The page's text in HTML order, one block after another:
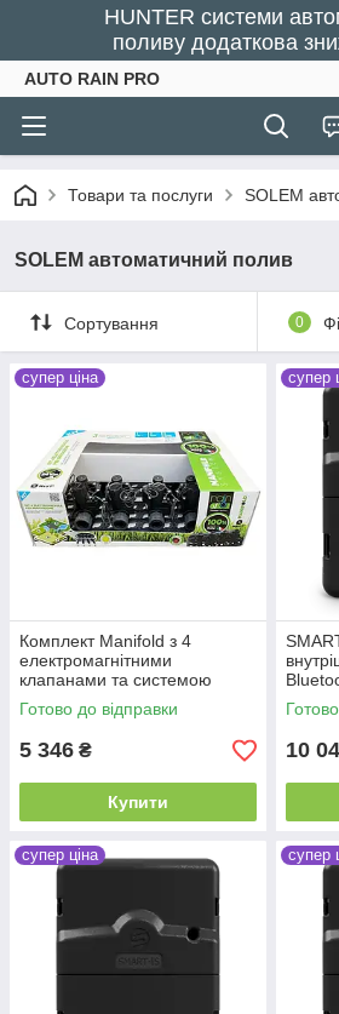
HUNTER системи
поливу додаткова
AUTO RAIN PRO
Товари та послуги SOLEM
SOLEM автоматичний полив
Сортування 0
супер ціна
Комплект Manifold з 4
електромагнітними
клапанами та системою
колектора з піднятою
решіткою Rain
Готово до відправки
5 346 ₴
Купити
супер
10
супер ціна супер